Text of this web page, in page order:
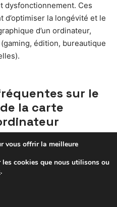
dysfonctionnement. Ces
la longévité et le
d’un ordinateur,
édition, bureautique
sur le
la carte
graphique est compatible
écran ?
de votre carte mère, la
la présence de ports HDMI
l’écran. Consultez le
vous offrir la meilleure
cookies que nous utilisons ou
.